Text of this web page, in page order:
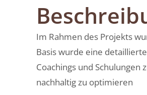
Im Rahmen des Projekts
Basis wurde eine
Coachings und
nachhaltig zu optimieren